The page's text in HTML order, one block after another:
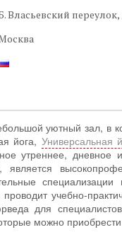
Власьевский
уютный зал,
йога, Универсальная
утреннее, дневное
проводит учебно-
для
можно приобрести